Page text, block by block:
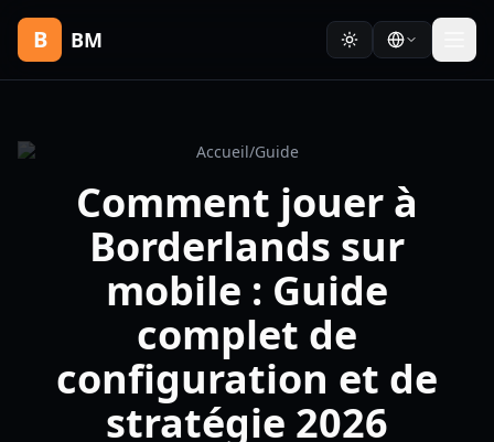
B BM
Accueil/Guide
Comment jouer à
Borderlands sur
mobile : Guide
complet de
configuration et de
stratégie 2026